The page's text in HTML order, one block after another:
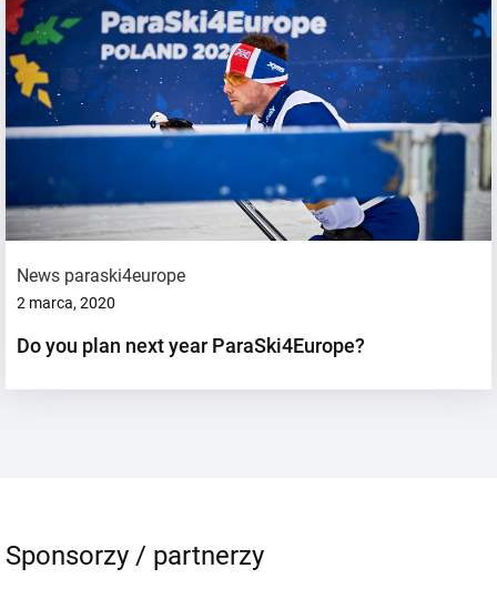
News paraski4europe
2 marca, 2020
Do you plan next year ParaSki4Europe?
Sponsorzy / partnerzy